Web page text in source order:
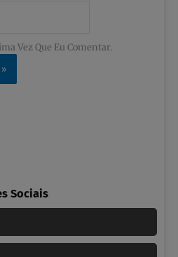
Vez Que Eu Comentar.
Sociais